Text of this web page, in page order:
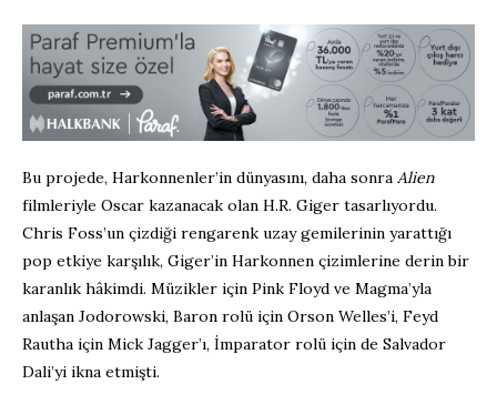
Bu projede, Harkonnenler’in dünyasını, daha sonra Alien
filmleriyle Oscar kazanacak olan H.R. Giger tasarlıyordu.
Chris Foss’un çizdiği rengarenk uzay gemilerinin yarattığı
pop etkiye karşılık, Giger’in Harkonnen çizimlerine derin bir
karanlık hâkimdi. Müzikler için Pink Floyd ve Magma’yla
anlaşan Jodorowski, Baron rolü için Orson Welles’i, Feyd
Rautha için Mick Jagger’ı, İmparator rolü için de Salvador
Dali’yi ikna etmişti.